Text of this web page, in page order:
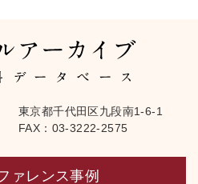
東京都千代田区九段南1-6-1
FAX：03-3222-2575
ァレンス事例